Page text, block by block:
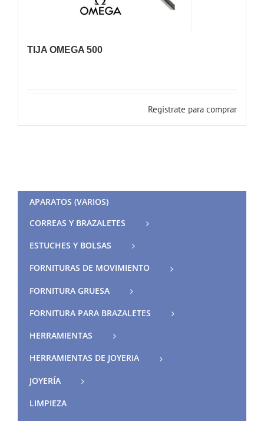
TIJA OMEGA 500
Registrate para comprar
APARATOS (VARIOS)
CORREAS Y BRAZALETES
ESTUCHES Y BOLSAS
FORNITURAS DE MOVIMIENTO
FORNITURA GRUESA
FORNITURA PARA BRAZALETES
HERRAMIENTAS
HERRAMIENTAS DE JOYERIA
JOYERÍA
LIMPIEZA